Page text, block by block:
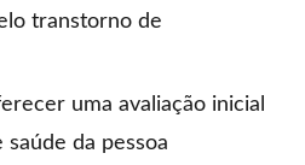
transtorno de
uma avaliação inicial
da pessoa